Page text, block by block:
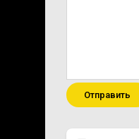
Отправить